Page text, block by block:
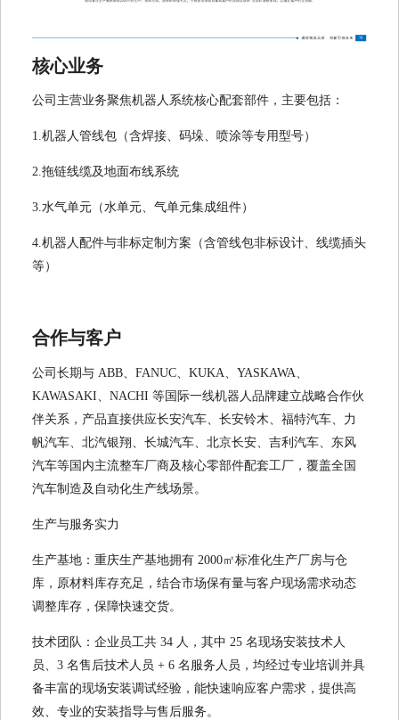
核心业务
公司主营业务聚焦机器人系统核心配套部件，主要包括：
1.机器人管线包（含焊接、码垛、喷涂等专用型号）
2.拖链线缆及地面布线系统
3.水气单元（水单元、气单元集成组件）
4.机器人配件与非标定制方案（含管线包非标设计、线缆插头
等）
合作与客户
公司长期与 ABB、FANUC、KUKA、YASKAWA、
KAWASAKI、NACHI 等国际一线机器人品牌建立战略合作伙
伴关系，产品直接供应长安汽车、长安铃木、福特汽车、力
帆汽车、北汽银翔、长城汽车、北京长安、吉利汽车、东风
汽车等国内主流整车厂商及核心零部件配套工厂，覆盖全国
汽车制造及自动化生产线场景。
生产与服务实力
生产基地：重庆生产基地拥有 2000㎡标准化生产厂房与仓
库，原材料库存充足，结合市场保有量与客户现场需求动态
调整库存，保障快速交货。
技术团队：企业员工共 34 人，其中 25 名现场安装技术人
员、3 名售后技术人员 + 6 名服务人员，均经过专业培训并具
备丰富的现场安装调试经验，能快速响应客户需求，提供高
效、专业的安装指导与售后服务。